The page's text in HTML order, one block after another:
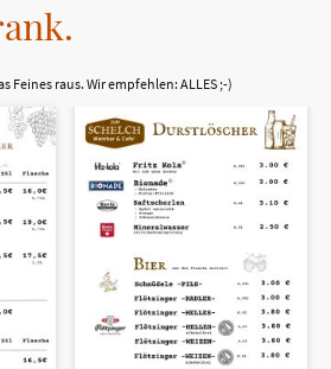
Feines raus. Wir empfehlen: ALLES ;-)